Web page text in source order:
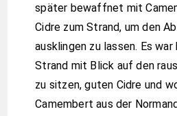
später bewaffnet mit
Cidre zum Strand, um den
ausklingen zu lassen. Es war
Strand mit Blick auf den
zu sitzen, guten Cidre und
Camembert aus der